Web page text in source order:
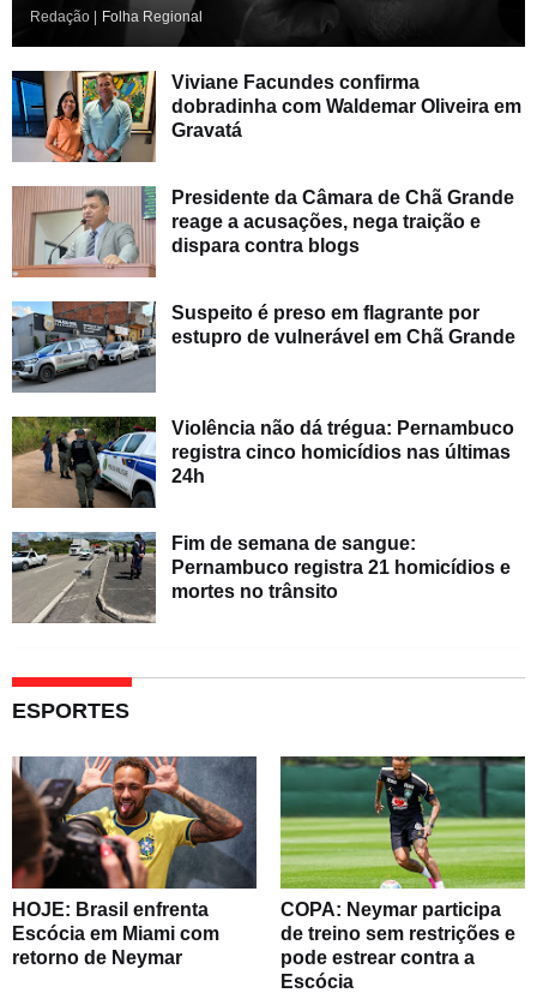
Redação | Folha Regional
Viviane Facundes confirma
dobradinha com Waldemar Oliveira em
Gravatá
Presidente da Câmara de Chã Grande
reage a acusações, nega traição e
dispara contra blogs
Suspeito é preso em flagrante por
estupro de vulnerável em Chã Grande
Violência não dá trégua: Pernambuco
registra cinco homicídios nas últimas
24h
Fim de semana de sangue:
Pernambuco registra 21 homicídios e
mortes no trânsito
ESPORTES
HOJE: Brasil enfrenta
Escócia em Miami com
retorno de Neymar
COPA: Neymar participa
de treino sem restrições e
pode estrear contra a
Escócia